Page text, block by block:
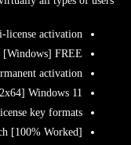
license activation
[Windows] FREE
activation
Windows 11
key formats
[100% Worked]